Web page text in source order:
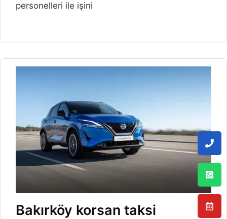
personelleri ile işini
Bakırköy korsan taksi